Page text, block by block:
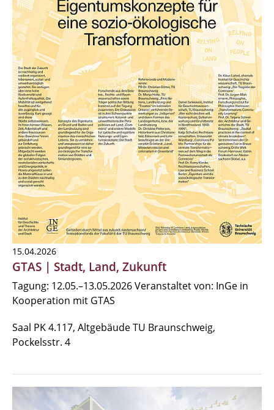
15.04.2026
GTAS | Stadt, Land, Zukunft
Tagung: 12.05.–13.05.2026 Veranstaltet von: InGe in
Kooperation mit GTAS
Saal PK 4.117, Altgebäude TU Braunschweig,
Pockelsstr. 4